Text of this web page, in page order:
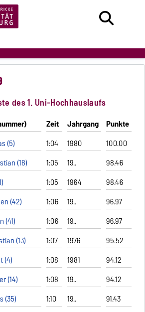
des 1. Uni-Hochhauslaufs
Zeit Jahrgang
Punkte
(5) 1:04 1980
100.00
(18) 1:05 19..
98.46
1:05 1964
98.46
(42) 1:06 19..
96.97
(41)
1:06 19..
96.97
(13) 1:07 1976
95.52
(4) 1:08 1981
94.12
(14)
1:08 19..
94.12
(35) 1:10 19..
91.43